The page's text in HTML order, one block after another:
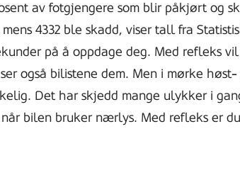
av fotgjengere som blir påkjørt og
4332 ble skadd, viser tall fra
på å oppdage deg. Med refleks
også bilistene dem. Men i mørke
Det har skjedd mange ulykker i
bilen bruker nærlys. Med refleks er